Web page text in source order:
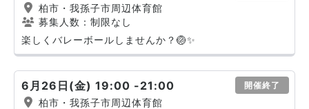
柏市・我孫子市周辺体育館
募集人数：制限なし
楽しくバレーボールしませんか？🏐✨
6月26日(金) 19:00 -21:00 開催終了
柏市・我孫子市周辺体育館